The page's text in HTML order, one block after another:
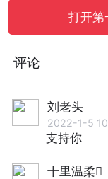
打开第
评论
刘老头
2022-1-5
支持你
十里温柔